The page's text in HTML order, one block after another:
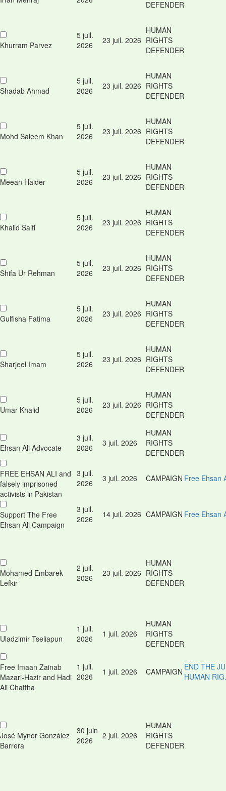
DEFENDER
Khurram Parvez
5 juil.
2026
23 juil. 2026
HUMAN
RIGHTS
DEFENDER
Shadab Ahmad
5 juil.
2026
23 juil. 2026
HUMAN
RIGHTS
DEFENDER
Mohd Saleem Khan
5 juil.
2026
23 juil. 2026
HUMAN
RIGHTS
DEFENDER
Meean Haider
5 juil.
2026
23 juil. 2026
HUMAN
RIGHTS
DEFENDER
Khalid Saifi
5 juil.
2026
23 juil. 2026
HUMAN
RIGHTS
DEFENDER
Shifa Ur Rehman
5 juil.
2026
23 juil. 2026
HUMAN
RIGHTS
DEFENDER
Gulfisha Fatima
5 juil.
2026
23 juil. 2026
HUMAN
RIGHTS
DEFENDER
Sharjeel Imam
5 juil.
2026
23 juil. 2026
HUMAN
RIGHTS
DEFENDER
Umar Khalid
5 juil.
2026
23 juil. 2026
HUMAN
RIGHTS
DEFENDER
Ehsan Ali Advocate
3 juil.
2026
3 juil. 2026
HUMAN
RIGHTS
DEFENDER
FREE EHSAN ALI and
falsely imprisoned
activists in Pakistan
3 juil.
2026
3 juil. 2026 CAMPAIGN Free Ehsan
Support The Free
Ehsan Ali Campaign
3 juil.
2026
14 juil. 2026 CAMPAIGN Free Ehsan
Mohamed Embarek
Lefkir
2 juil.
2026
23 juil. 2026
HUMAN
RIGHTS
DEFENDER
Uladzimir Tseliapun
1 juil.
2026
1 juil. 2026
HUMAN
RIGHTS
DEFENDER
Free Imaan Zainab
Mazari-Hazir and Hadi
Ali Chattha
1 juil.
2026
1 juil. 2026 CAMPAIGN END THE
HUMAN
José Mynor González
Barrera
30 juin
2026
2 juil. 2026
HUMAN
RIGHTS
DEFENDER